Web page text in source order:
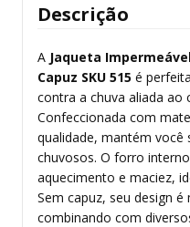
Descrição
A Jaqueta
Capuz SKU 515 é
contra a chuva aliada
Confeccionada com
qualidade, mantém você
chuvosos. O forro
aquecimento e maciez,
Sem capuz, seu design
combinando com